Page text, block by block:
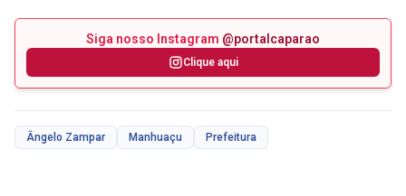
Siga nosso Instagram @portalcaparao
Clique aqui
Ângelo Zampar Manhuaçu Prefeitura